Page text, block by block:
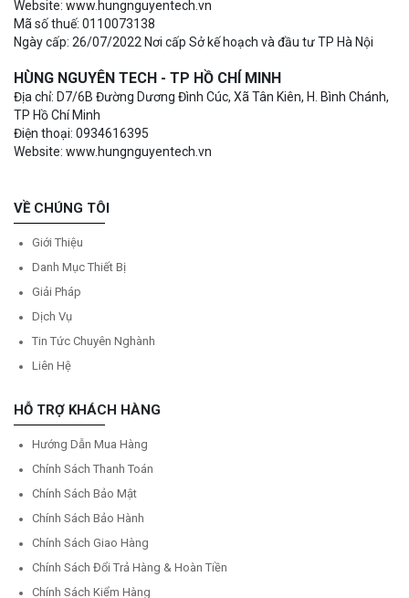
Website: www.hungnguyentech.vn
Mã số thuế: 0110073138
Ngày cấp: 26/07/2022 Nơi cấp Sở kế hoạch và đầu tư TP Hà Nội
HÙNG NGUYÊN TECH - TP HỒ CHÍ MINH
Địa chỉ: D7/6B Đường Dương Đình Cúc, Xã Tân Kiên, H. Bình Chánh,
TP Hồ Chí Minh
Điện thoại: 0934616395
Website: www.hungnguyentech.vn
VỀ CHÚNG TÔI
Giới Thiệu
Danh Mục Thiết Bị
Giải Pháp
Dịch Vụ
Tin Tức Chuyên Nghành
Liên Hệ
HỖ TRỢ KHÁCH HÀNG
Hướng Dẫn Mua Hàng
Chính Sách Thanh Toán
Chính Sách Bảo Mật
Chính Sách Bảo Hành
Chính Sách Giao Hàng
Chính Sách Đổi Trả Hàng & Hoàn Tiền
Chính Sách Kiểm Hàng